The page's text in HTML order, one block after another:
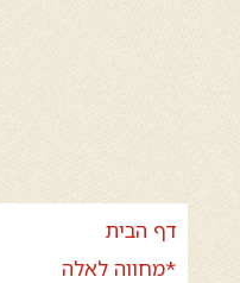
דף הבית
*מחווה לאלה